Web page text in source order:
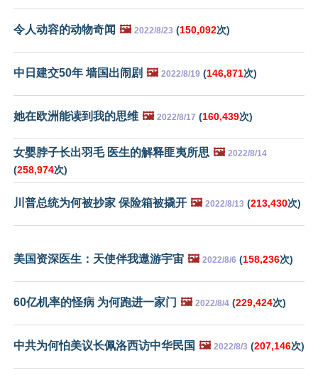
令人动容的动物奇闻 🖼️ 2022/8/23 (150,092次)
中日建交50年 墙国出闹剧 🖼️ 2022/8/19 (146,871次)
她在欧洲能读到我的思维 🖼️ 2022/8/17 (160,439次)
女婴脖子长出羽毛 医生的解释匪夷所思 🖼️ 2022/8/14
(258,974次)
川普总统为何被抄家 保险箱被撬开 🖼️ 2022/8/13 (213,430次)
美国资深医生：天使伴我遨游宇宙 🖼️ 2022/8/6 (158,236次)
60亿机率的怪病 为何跑进一家门 🖼️ 2022/8/4 (229,424次)
中共为何怕美议长佩洛西访中华民国 🖼️ 2022/8/3 (207,146次)